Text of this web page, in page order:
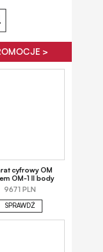
>
cyfrowy OM
OM-1 II body
9671 PLN
SPRAWDŹ